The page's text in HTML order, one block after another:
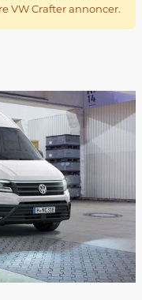
VW Crafter annoncer.